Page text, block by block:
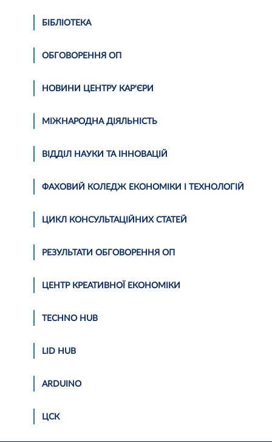
БІБЛІОТЕКА
ОБГОВОРЕННЯ ОП
НОВИНИ ЦЕНТРУ КАР'ЄРИ
МІЖНАРОДНА ДІЯЛЬНІСТЬ
ВІДДІЛ НАУКИ ТА ІННОВАЦІЙ
ФАХОВИЙ КОЛЕДЖ ЕКОНОМІКИ І ТЕХНОЛОГІЙ
ЦИКЛ КОНСУЛЬТАЦІЙНИХ СТАТЕЙ
РЕЗУЛЬТАТИ ОБГОВОРЕННЯ ОП
ЦЕНТР КРЕАТИВНОЇ ЕКОНОМІКИ
TECHNO HUB
LID HUB
АRDUINO
ЦСК